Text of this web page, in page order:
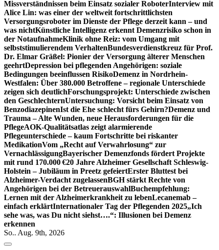
Missverständnissen beim Einsatz sozialer RoboterInterview mit
Alice Lin: was einer der weltweit fortschrittlichsten
Versorgungsroboter im Dienste der Pflege derzeit kann – und
was nichtKünstliche Intelligenz erkennt Demenzrisiko schon in
der NotaufnahmeKlinik ohne Reiz: vom Umgang mit
selbststimulierendem VerhaltenBundesverdienstkreuz für Prof.
Dr. Elmar Gräßel: Pionier der Versorgung älterer Menschen
geehrtDepression bei pflegenden Angehörigen: soziale
Bedingungen beeinflussen RisikoDemenz in Nordrhein-
Westfalen: Über 380.000 Betroffene – regionale Unterschiede
zeigen sich deutlichForschungsprojekt: Unterschiede zwischen
den GeschlechternUntersuchung: Vorsicht beim Einsatz von
BenzodiazepinenIst die Ehe schlecht fürs Gehirn?Demenz und
Trauma – Alte Wunden, neue Herausforderungen für die
PflegeAOK-Qualitätsatlas zeigt alarmierende
Pflegeunterschiede – kaum Fortschritte bei riskanter
MedikationVom „Recht auf Verwahrlosung“ zur
VernachlässigungBayerischer Demenzfonds fördert Projekte
mit rund 170.000 €20 Jahre Alzheimer Gesellschaft Schleswig-
Holstein – Jubiläum in Preetz gefeiertErster Bluttest bei
Alzheimer-Verdacht zugelassenBGH stärkt Rechte von
Angehörigen bei der BetreuerauswahlBuchempfehlung:
Lernen mit der Alzheimerkrankheit zu lebenLecanemab –
einfach erklärtInternationaler Tag der Pflegenden 2025„Ich
sehe was, was Du nicht siehst….“: Illusionen bei Demenz
erkennen
So.. Aug. 9th, 2026